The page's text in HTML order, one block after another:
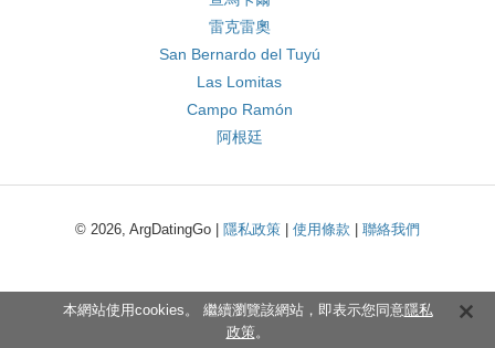
雷克雷奧
San Bernardo del Tuyú
Las Lomitas
Campo Ramón
阿根廷
© 2026, ArgDatingGo | 隱私政策 使用條款 聯絡我們
本網站使用cookies。 繼續瀏覽該網站，即表示您同意隱私
政策。